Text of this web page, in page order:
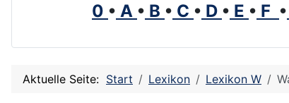
0 • A • B • C • D • E • F •
Aktuelle Seite: Start Lexikon Lexikon W